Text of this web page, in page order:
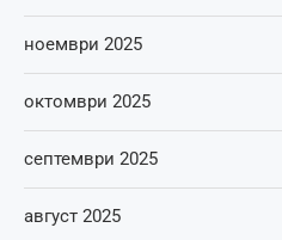
ноември 2025
октомври 2025
септември 2025
август 2025